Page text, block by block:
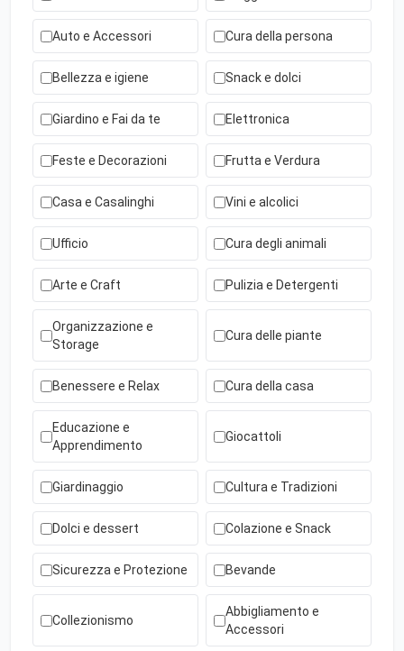
Auto e Accessori Cura della persona
Bellezza e igiene Snack e dolci
Giardino e Fai da te Elettronica
Feste e Decorazioni Frutta e Verdura
Casa e Casalinghi Vini e alcolici
Ufficio Cura degli animali
Arte e Craft Pulizia e Detergenti
Organizzazione e
Storage
Cura delle piante
Benessere e Relax Cura della casa
Educazione e
Apprendimento
Giocattoli
Giardinaggio Cultura e Tradizioni
Dolci e dessert Colazione e Snack
Sicurezza e Protezione Bevande
Collezionismo
Abbigliamento e
Accessori